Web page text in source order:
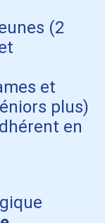
(2
et
plus)
en